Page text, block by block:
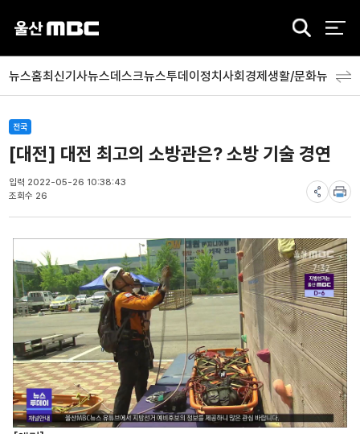
검
뉴스홈최신기사뉴스데스크뉴스투데이정치사회경제생활/문화뉴스특
전국
[대전] 대전 최고의 소방관은? 소방 기술 경연
입력 2022-05-26 10:38:43
조회수 26